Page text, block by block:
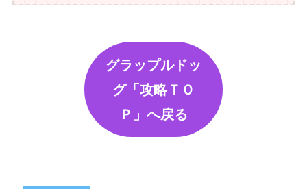
グラップルドッ
グ「攻略ＴＯ
Ｐ」へ戻る